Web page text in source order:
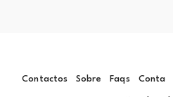
Contactos Sobre Faqs Conta